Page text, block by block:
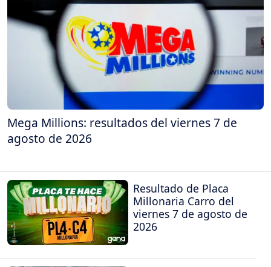
Mega Millions: resultados del viernes 7 de
agosto de 2026
Resultado de Placa
Millonaria Carro del
viernes 7 de agosto de
2026